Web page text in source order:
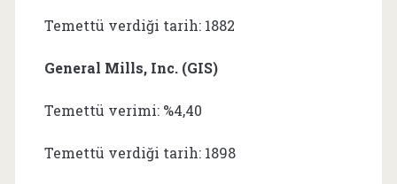
Temettü verdiği tarih: 1882
General Mills, Inc. (GIS)
Temettü verimi: %4,40
Temettü verdiği tarih: 1898